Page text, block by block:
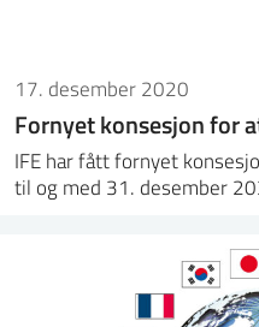
17. desember 2020
Fornyet konsesjon for
IFE har fått fornyet
til og med 31. desember